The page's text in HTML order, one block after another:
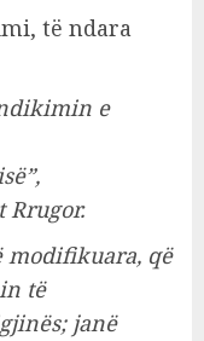
të ndara
e
Rrugor.
modifikuara, që
të
janë